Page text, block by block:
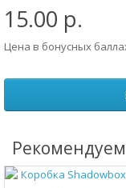
15.00 р.
Цена в бонусных